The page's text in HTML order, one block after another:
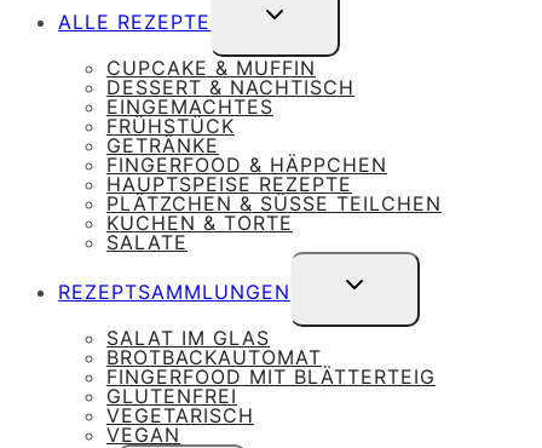
ALLE REZEPTE
UNTERMENÜ
UMSCHALTEN
CUPCAKE & MUFFIN
DESSERT & NACHTISCH
EINGEMACHTES
FRÜHSTÜCK
GETRÄNKE
FINGERFOOD & HÄPPCHEN
HAUPTSPEISE REZEPTE
PLÄTZCHEN & SÜSSE TEILCHEN
KUCHEN & TORTE
SALATE
REZEPTSAMMLUNGEN
UNTERMENÜ
UMSCHALTEN
SALAT IM GLAS
BROTBACKAUTOMAT
FINGERFOOD MIT BLÄTTERTEIG
GLUTENFREI
VEGETARISCH
VEGAN